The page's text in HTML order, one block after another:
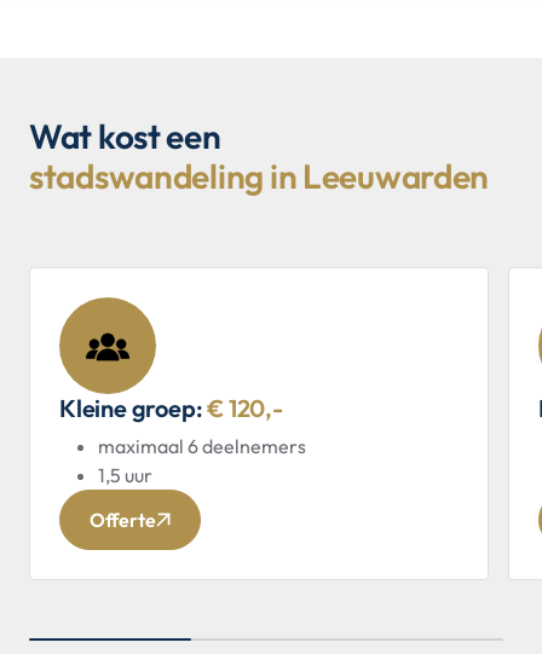
Wat kost een
stadswandeling in Leeuwarden
Kleine groep:€ 120,-
maximaal 6 deelnemers
1,5 uur
Offerte